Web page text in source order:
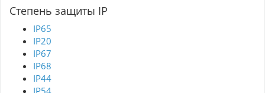
Степень защиты IP
IP65
IP20
IP67
IP68
IP44